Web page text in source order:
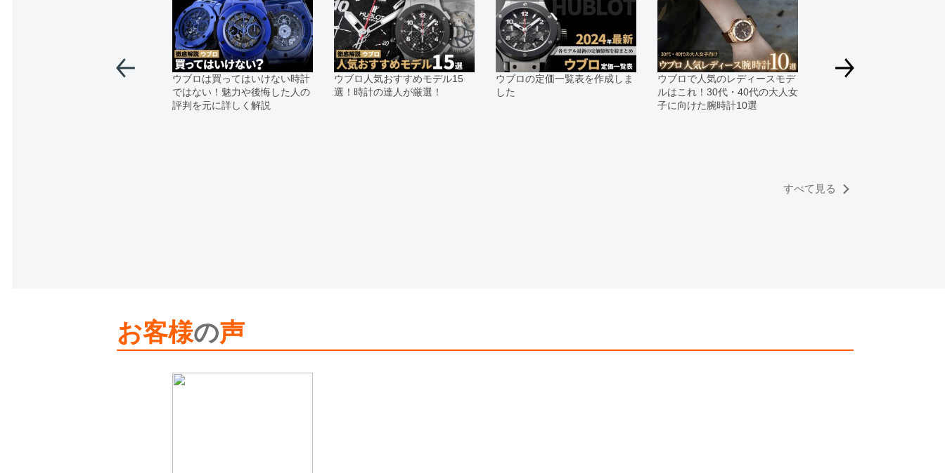
また、ご来店にてご購入を希望される場合にも、事前に在庫の確認をお電話かメールにて
お問い合わせいただけますようお願いいたします。
※アンティーク品やユーズド品の場合、外装および内部機械に代替部品を使用している場
合がございます。
※表示の定価は、入荷時の価格となっております。
現在の定価と異なる場合がございますのでご了承くださいませ。
ウブロは買ってはいけない時計
ではない！魅力や後悔した人の
評判を元に詳しく解説
ウブロ人気おすすめモデル15
選！時計の達人が厳選！
ウブロの定価一覧表を作成しま
した
ウブロで人気のレディースモデ
ルはこれ！30代・40代の大人女
子に向けた腕時計10選
すべて見る
お客様の声